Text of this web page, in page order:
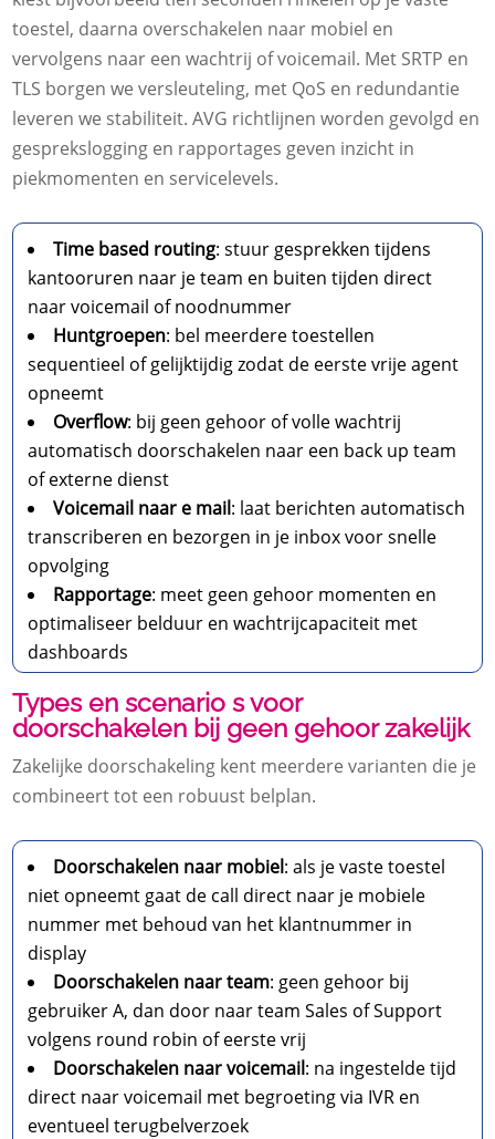
toestel, daarna overschakelen naar mobiel en
vervolgens naar een wachtrij of voicemail.​ Met SRTP en
TLS borgen we versleuteling, met QoS en redundantie
leveren we stabiliteit.​ AVG richtlijnen worden gevolgd en
gesprekslogging en rapportages geven inzicht in
piekmomenten en servicelevels.​
Time based routing: stuur gesprekken tijdens
kantooruren naar je team en buiten tijden direct
naar voicemail of noodnummer
Huntgroepen: bel meerdere toestellen
sequentieel of gelijktijdig zodat de eerste vrije agent
opneemt
Overflow: bij geen gehoor of volle wachtrij
automatisch doorschakelen naar een back up team
of externe dienst
Voicemail naar e mail: laat berichten automatisch
transcriberen en bezorgen in je inbox voor snelle
opvolging
Rapportage: meet geen gehoor momenten en
optimaliseer belduur en wachtrijcapaciteit met
dashboards
Types en scenario s voor
doorschakelen bij geen gehoor zakelijk
Zakelijke doorschakeling kent meerdere varianten die je
combineert tot een robuust belplan.​
Doorschakelen naar mobiel: als je vaste toestel
niet opneemt gaat de call direct naar je mobiele
nummer met behoud van het klantnummer in
display
Doorschakelen naar team: geen gehoor bij
gebruiker A, dan door naar team Sales of Support
volgens round robin of eerste vrij
Doorschakelen naar voicemail: na ingestelde tijd
direct naar voicemail met begroeting via IVR en
eventueel terugbelverzoek